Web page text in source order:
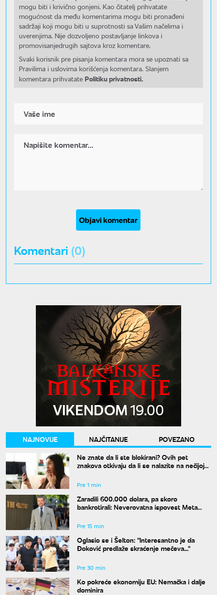
mogu biti i krivično gonjeni. Kao čitatelj prihvatate
mogućnost da među komentarima mogu biti pronađeni
sadržaji koji mogu biti u suprotnosti sa Vašim načelima i
uverenjima. Nije dozvoljeno postavljanje linkova i
promovisanjedrugih sajtova kroz komentare.
Svaki korisnik pre pisanja komentara mora se upoznati sa
Pravilima i uslovima korišćenja komentara. Slanjem
komentara prihvatate Politiku privatnosti.
Objavi komentar
Komentari (0)
NAJNOVIJE NAJČITANIJE
POVEZANO
Ne znate da li ste blokirani? Ovih pet
znakova otkivaju da li se nalazite na nečijoj
Pre 1 min
Zaradili 600.000 dolara, pa skoro
bankrotirali: Neverovatna ispovest Meta
Pre 15 min
Oglasio se i Šelton: "Interesantno je da
Đoković predlaže skraćenje mečeva..."
Pre 30 min
Ko pokreće ekonomiju EU: Nemačka i dalje
dominira